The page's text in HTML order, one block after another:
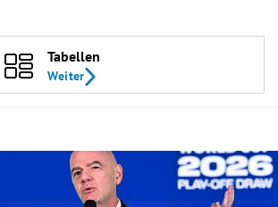
Tabellen
Weiter